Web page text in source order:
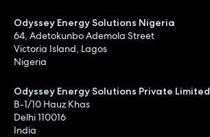
Odyssey Energy Solutions Nigeria
64, Adetokunbo Ademola Street
Victoria Island, Lagos
Nigeria
Odyssey Energy Solutions Private Limited
B-1/10 Hauz Khas
Delhi 110016
India